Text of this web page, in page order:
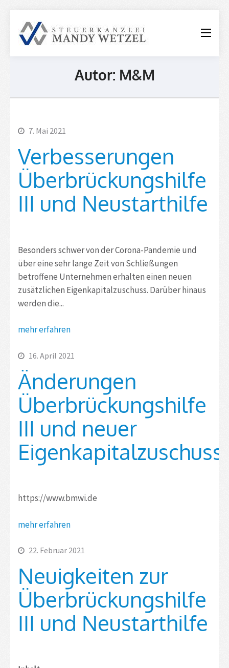
Steuerkanzlei
Autor: M&M
7. Mai 2021
Verbesserungen
Überbrückungshilfe
III und Neustarthilfe
Besonders schwer von der Corona-Pandemie und
über eine sehr lange Zeit von Schließungen
betroffene Unternehmen erhalten einen neuen
zusätzlichen Eigenkapitalzuschuss. Darüber hinaus
werden die...
mehr erfahren
16. April 2021
Änderungen
Überbrückungshilfe
III und neuer
Eigenkapitalzuschuss
https://www.bmwi.de
mehr erfahren
22. Februar 2021
Neuigkeiten zur
Überbrückungshilfe
III und Neustarthilfe